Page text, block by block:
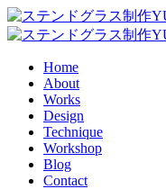
Home
About
Works
Design
Technique
Workshop
Blog
Contact